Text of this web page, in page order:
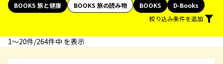
BOOKS 旅と健康
BOOKS 旅の読み物 BOOKS
D-Books
絞り込み条件を追加
1〜20件/264件中 を表示